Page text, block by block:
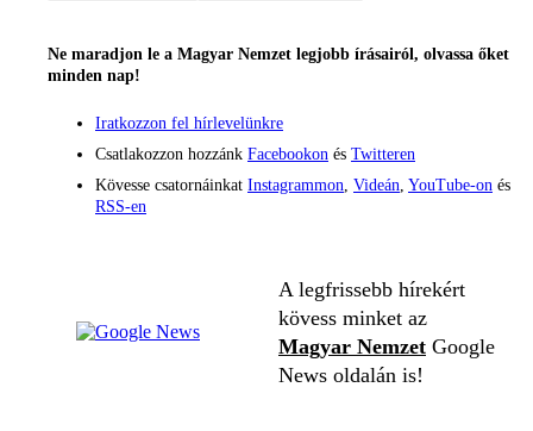
Ne maradjon le a Magyar Nemzet legjobb írásairól, olvassa őket
minden nap!
Iratkozzon fel hírlevelünkre
Csatlakozzon hozzánk Facebookon és Twitteren
Kövesse csatornáinkat Instagrammon, Videán, YouTube-on és
RSS-en
A legfrissebb hírekért
kövess minket az
Magyar Nemzet Google
News oldalán is!